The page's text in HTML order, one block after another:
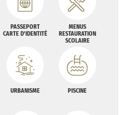
PASSEPORT
CARTE D'IDENTITÉ
MENUS
RESTAURATION
SCOLAIRE
URBANISME PISCINE